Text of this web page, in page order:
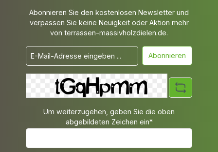
Abonnieren Sie den kostenlosen Newsletter und
verpassen Sie keine Neuigkeit oder Aktion mehr
von terrassen-massivholzdielen.de.
Abonnieren
Um weiterzugehen, geben Sie die oben
abgebildeten Zeichen ein*